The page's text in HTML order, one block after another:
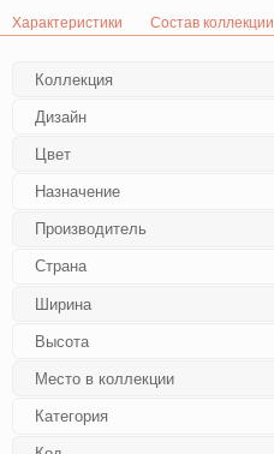
Характеристики Состав коллекции
Коллекция
Дизайн
Цвет
Назначение
Производитель
Страна
Ширина
Высота
Место в коллекции
Категория